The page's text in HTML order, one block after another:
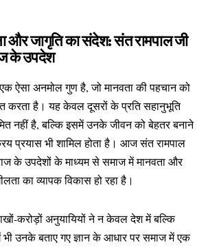
और जागृति का संदेश: संत रामपाल जी
के उपदेश
ऐसा अनमोल गुण है, जो मानवता की पहचान को
करता है। यह केवल दूसरों के प्रति सहानुभूति
नहीं है, बल्कि इसमें उनके जीवन को बेहतर बनाने
प्रयास भी शामिल होता है। आज संत रामपाल
के उपदेशों के माध्यम से समाज में मानवता और
का व्यापक विकास हो रहा है।
करोड़ों अनुयायियों ने न केवल देश में बल्कि
भी उनके बताए गए ज्ञान के आधार पर समाज में एक